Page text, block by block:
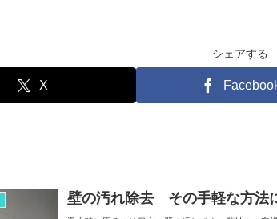
シェアする
X
壁の汚れ除去 その手軽な方法